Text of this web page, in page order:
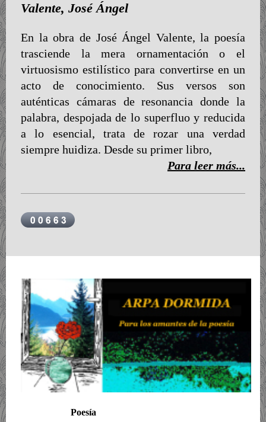
Valente, José Ángel
En la obra de José Ángel Valente, la poesía
trasciende la mera ornamentación o el
virtuosismo estilístico para convertirse en un
acto de conocimiento. Sus versos son
auténticas cámaras de resonancia donde la
palabra, despojada de lo superfluo y reducida
a lo esencial, trata de rozar una verdad
siempre huidiza. Desde su primer libro,
Para leer más...
Poesía